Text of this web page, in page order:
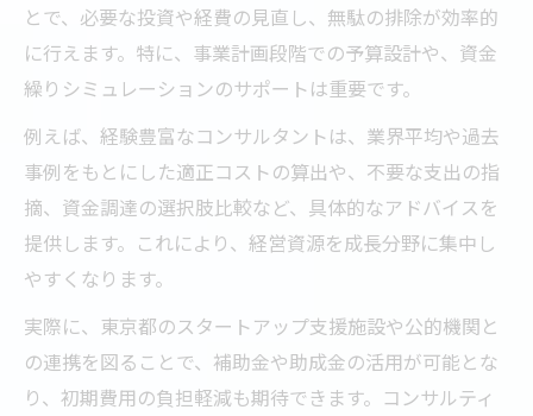
とで、必要な投資や経費の見直し、無駄の排除が効率的
に行えます。特に、事業計画段階での予算設計や、資金
繰りシミュレーションのサポートは重要です。
例えば、経験豊富なコンサルタントは、業界平均や過去
事例をもとにした適正コストの算出や、不要な支出の指
摘、資金調達の選択肢比較など、具体的なアドバイスを
提供します。これにより、経営資源を成長分野に集中し
やすくなります。
実際に、東京都のスタートアップ支援施設や公的機関と
の連携を図ることで、補助金や助成金の活用が可能とな
り、初期費用の負担軽減も期待できます。コンサルティ